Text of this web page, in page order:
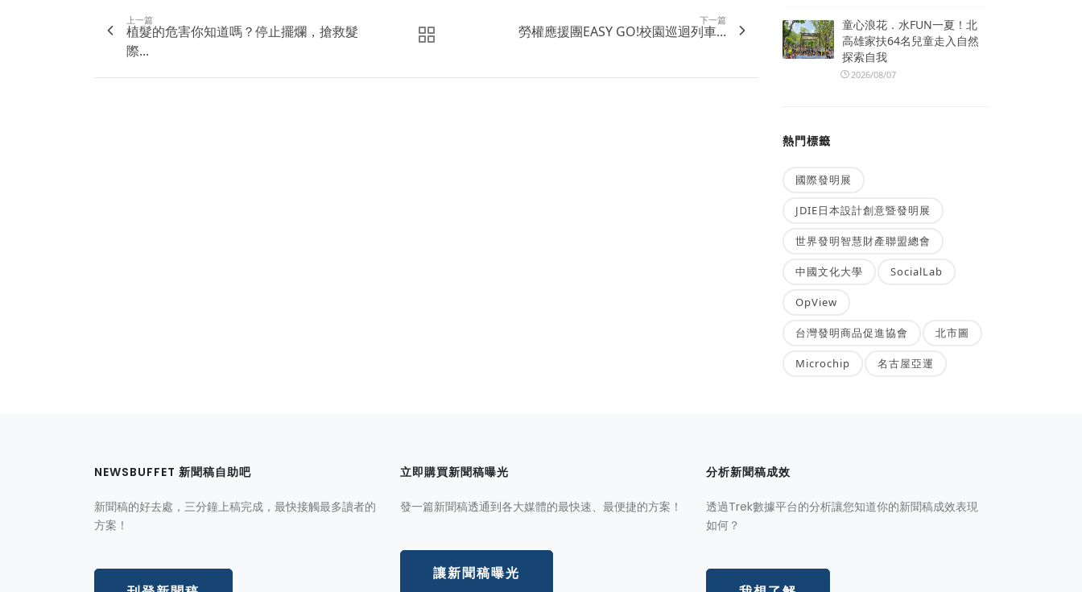
上一篇
植髮的危害你知道嗎？停止擺爛，搶救髮
際...
下一篇
勞權應援團EASY GO!校園巡迴列車...
童心浪花．水FUN一夏！北
高雄家扶64名兒童走入自然
探索自我
2026/08/07
熱門標籤
國際發明展
JDIE日本設計創意暨發明展
世界發明智慧財產聯盟總會
中國文化大學 SocialLab
OpView
台灣發明商品促進協會 北市圖
Microchip 名古屋亞運
NEWSBUFFET 新聞稿自助吧
新聞稿的好去處，三分鐘上稿完成，最快接觸最多讀者的
方案！
立即購買新聞稿曝光
發一篇新聞稿透通到各大媒體的最快速、最便捷的方案！
讓新聞稿曝光
分析新聞稿成效
透過Trek數據平台的分析讓您知道你的新聞稿成效表現
如何？